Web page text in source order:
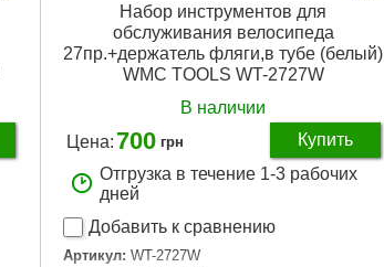
Набор инструментов для
обслуживания велосипеда
27пр.+держатель фляги,в тубе (белый)
WMC TOOLS WT-2727W
В наличии
Цена: 700 грн
Купить
Отгрузка в течение 1-3 рабочих
дней
Добавить к сравнению
Артикул: WT-2727W